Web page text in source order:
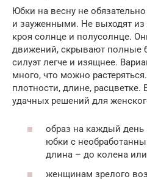
Юбки на весну не
и зауженными. Не выходят
кроя солнце и полусолнце.
движений, скрывают полные
силуэт легче и изящнее.
много, что можно
плотности, длине,
удачных решений для
образ на каждый
юбки с
длина – до колена
женщинам зрелого